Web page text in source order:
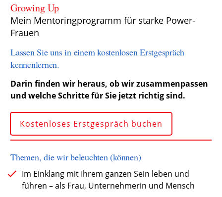
Growing Up
Mein Mentoringprogramm für starke Power-
Frauen
Lassen Sie uns in einem kostenlosen Erstgespräch
kennenlernen.
Darin finden wir heraus, ob wir zusammenpassen
und welche Schritte für Sie jetzt richtig sind.
Kostenloses Erstgespräch buchen
Themen, die wir beleuchten (können)
Im Einklang mit Ihrem ganzen Sein leben und
führen – als Frau, Unternehmerin und Mensch